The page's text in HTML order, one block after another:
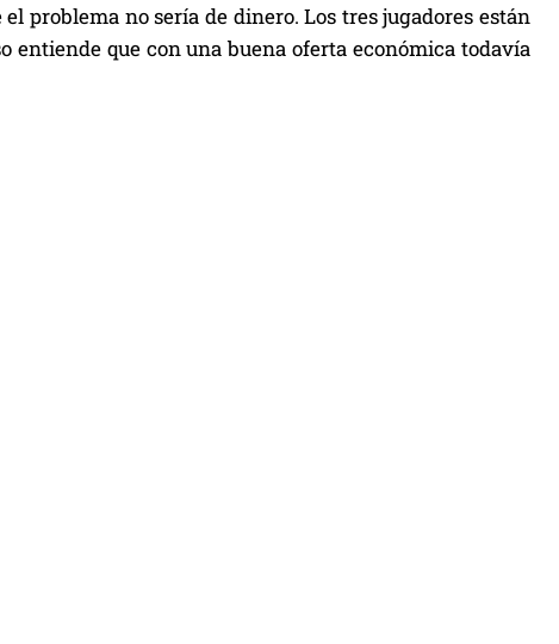
problema no sería de dinero. Los tres jugadores están
entiende que con una buena oferta económica todavía